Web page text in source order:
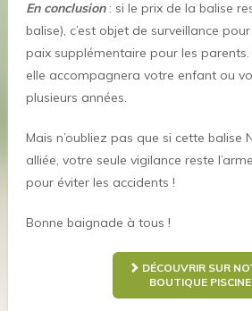
En conclusion: si le prix de la balise
balise), c’est objet de surveillance
paix supplémentaire pour les
elle accompagnera votre enfant ou
plusieurs années.
Mais n’oubliez pas que si cette balise
alliée, votre seule vigilance reste
pour éviter les accidents !
Bonne baignade à tous !
DÉCOUVRIR SUR
BOUTIQUE PISCINE